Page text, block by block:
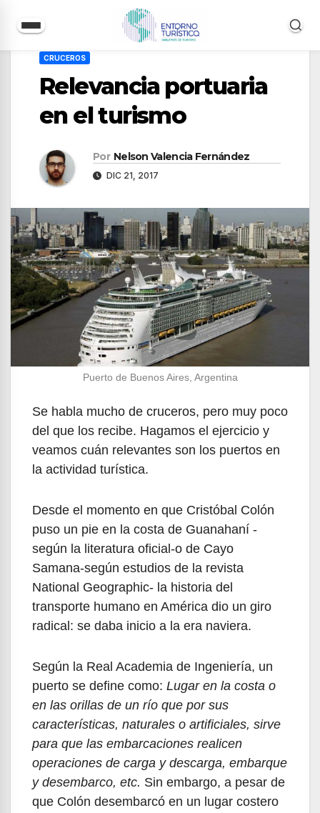
contenido
CRUCEROS
Relevancia portuaria
en el turismo
Por Nelson Valencia Fernández
DIC 21, 2017
Puerto de Buenos Aires, Argentina
Se habla mucho de cruceros, pero muy poco
del que los recibe. Hagamos el ejercicio y
veamos cuán relevantes son los puertos en
la actividad turística.
Desde el momento en que Cristóbal Colón
puso un pie en la costa de Guanahaní -
según la literatura oficial-o de Cayo
Samana-según estudios de la revista
National Geographic- la historia del
transporte humano en América dio un giro
radical: se daba inicio a la era naviera.
Según la Real Academia de Ingeniería, un
puerto se define como: Lugar en la costa o
en las orillas de un río que por sus
características, naturales o artificiales, sirve
para que las embarcaciones realicen
operaciones de carga y descarga, embarque
y desembarco, etc. Sin embargo, a pesar de
que Colón desembarcó en un lugar costero